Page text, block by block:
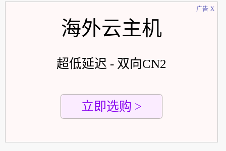
广告
海外云主机
超低延迟 - 双向CN2
立即选购 >
x